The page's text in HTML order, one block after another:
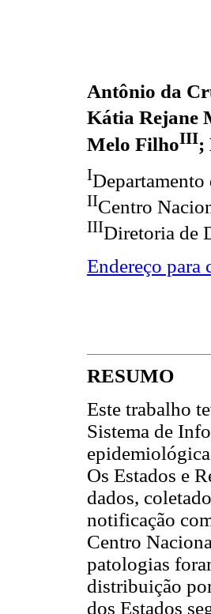
Antônio da
Kátia Rejane
Melo FilhoIII;
I
IICentro
IIIDiretoria de
Endereço para
RESUMO
Este trabalho
Sistema de
Os Estados e
dados,
notificação
Centro
patologias
distribuição
dos Estados